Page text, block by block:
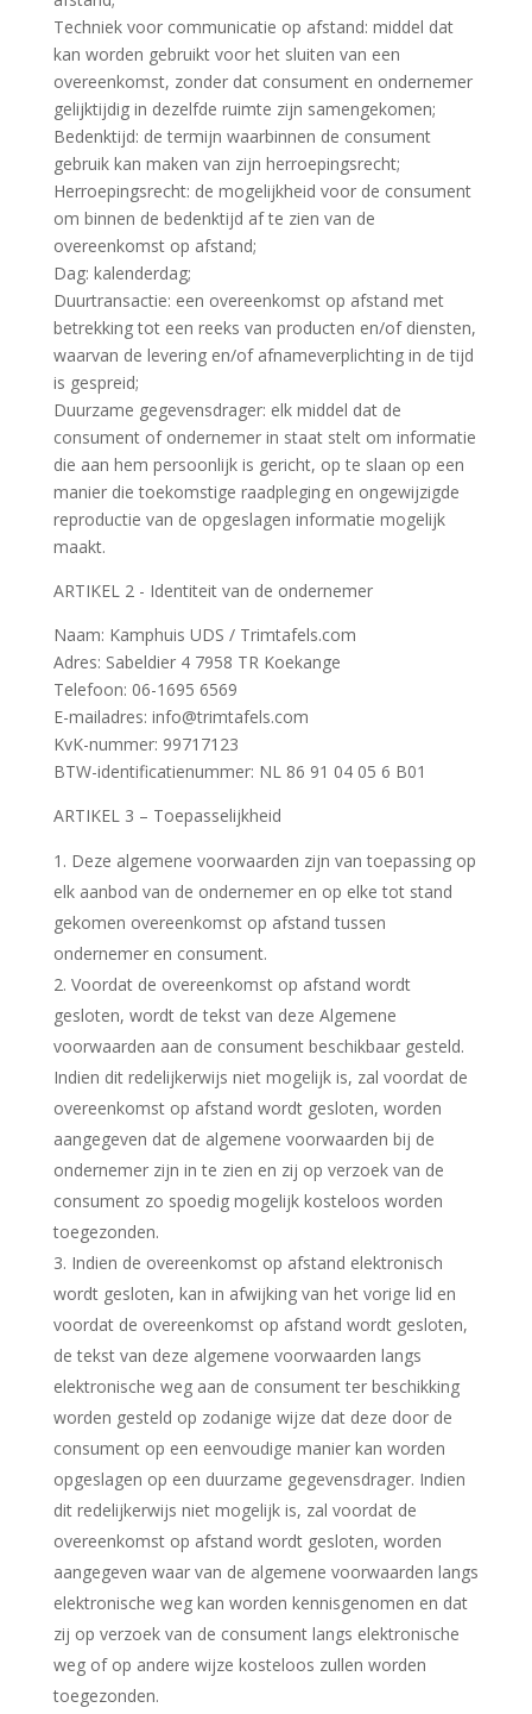
Techniek voor communicatie op afstand: middel dat
kan worden gebruikt voor het sluiten van een
overeenkomst, zonder dat consument en ondernemer
gelijktijdig in dezelfde ruimte zijn samengekomen;
Bedenktijd: de termijn waarbinnen de consument
gebruik kan maken van zijn herroepingsrecht;
Herroepingsrecht: de mogelijkheid voor de consument
om binnen de bedenktijd af te zien van de
overeenkomst op afstand;
Dag: kalenderdag;
Duurtransactie: een overeenkomst op afstand met
betrekking tot een reeks van producten en/of diensten,
waarvan de levering en/of afnameverplichting in de tijd
is gespreid;
Duurzame gegevensdrager: elk middel dat de
consument of ondernemer in staat stelt om informatie
die aan hem persoonlijk is gericht, op te slaan op een
manier die toekomstige raadpleging en ongewijzigde
reproductie van de opgeslagen informatie mogelijk
maakt.
ARTIKEL 2 - Identiteit van de ondernemer
Naam: Kamphuis UDS / Trimtafels.com
Adres: Sabeldier 4 7958 TR Koekange
Telefoon: 06-1695 6569
E-mailadres: info@trimtafels.com
KvK-nummer: 99717123
BTW-identificatienummer: NL 86 91 04 05 6 B01
ARTIKEL 3 – Toepasselijkheid
Deze algemene voorwaarden zijn van toepassing op
elk aanbod van de ondernemer en op elke tot stand
gekomen overeenkomst op afstand tussen
ondernemer en consument.
2. Voordat de overeenkomst op afstand wordt
gesloten, wordt de tekst van deze Algemene
voorwaarden aan de consument beschikbaar gesteld.
Indien dit redelijkerwijs niet mogelijk is, zal voordat de
overeenkomst op afstand wordt gesloten, worden
aangegeven dat de algemene voorwaarden bij de
ondernemer zijn in te zien en zij op verzoek van de
consument zo spoedig mogelijk kosteloos worden
toegezonden.
3. Indien de overeenkomst op afstand elektronisch
wordt gesloten, kan in afwijking van het vorige lid en
voordat de overeenkomst op afstand wordt gesloten,
de tekst van deze algemene voorwaarden langs
elektronische weg aan de consument ter beschikking
worden gesteld op zodanige wijze dat deze door de
consument op een eenvoudige manier kan worden
opgeslagen op een duurzame gegevensdrager. Indien
dit redelijkerwijs niet mogelijk is, zal voordat de
overeenkomst op afstand wordt gesloten, worden
aangegeven waar van de algemene voorwaarden langs
elektronische weg kan worden kennisgenomen en dat
zij op verzoek van de consument langs elektronische
weg of op andere wijze kosteloos zullen worden
toegezonden.